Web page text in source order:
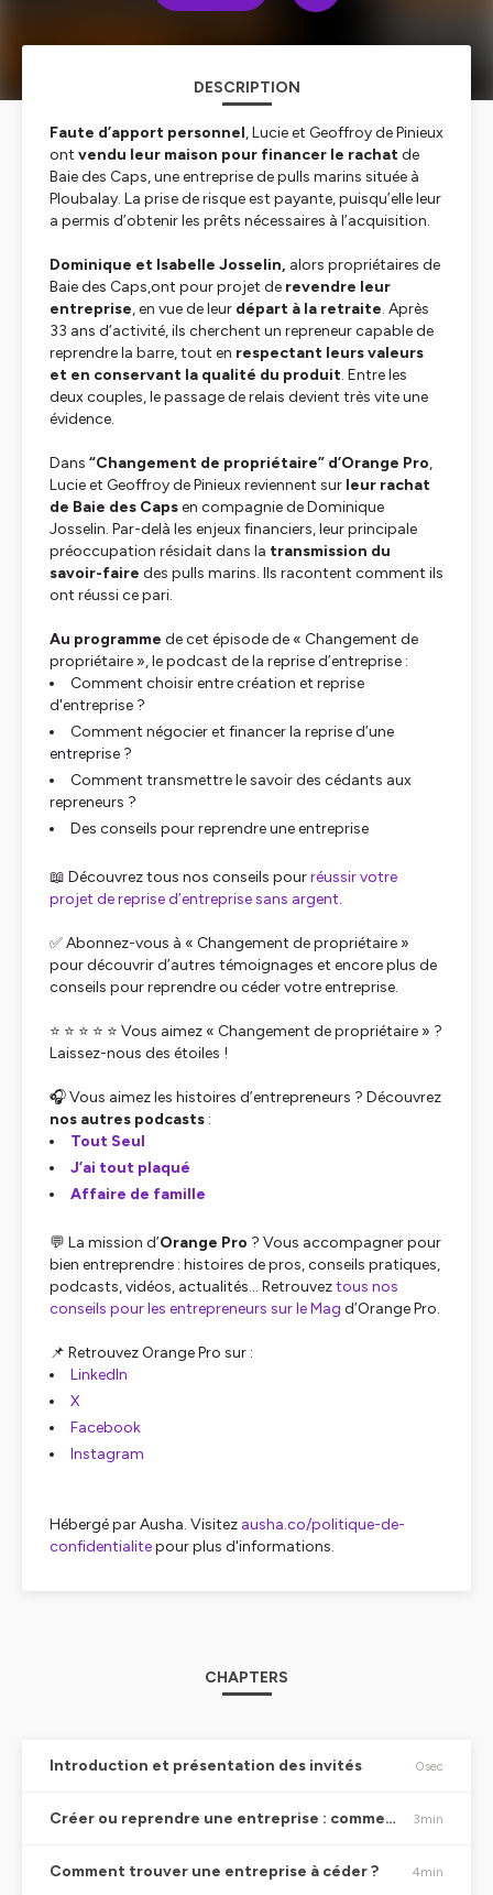
DESCRIPTION
Faute d’apport personnel, Lucie et Geoffroy de Pinieux
ont vendu leur maison pour financer le rachatde
Baie des Caps, une entreprise de pulls marins située à
Ploubalay. La prise de risque est payante, puisqu’elle leur
a permis d’obtenir les prêts nécessaires à l’acquisition.
Dominique et Isabelle Josselin, alors propriétaires de
Baie des Caps,ont pour projet de revendre leur
entreprise, en vue de leur départ à la retraite. Après
33 ans d’activité, ils cherchent un repreneur capable de
reprendre la barre, tout en respectant leurs valeurs
et en conservant la qualité du produit. Entre les
deux couples, le passage de relais devient très vite une
évidence.
Dans “Changement de propriétaire” d’Orange Pro,
Lucie et Geoffroy de Pinieux reviennent sur leur rachat
de Baie des Capsen compagnie de Dominique
Josselin. Par-delà les enjeux financiers, leur principale
préoccupation résidait dans la transmission du
savoir-faire des pulls marins. Ils racontent comment ils
ont réussi ce pari.
Au programme de cet épisode de « Changement de
propriétaire », le podcast de la reprise d’entreprise :
Comment choisir entre création et reprise
d'entreprise ?
Comment négocier et financer la reprise d’une
entreprise ?
Comment transmettre le savoir des cédants aux
repreneurs ?
Des conseils pour reprendre une entreprise
📖 Découvrez tous nos conseils pourréussir votre
projet de reprise d’entreprise sans argent.
✅ Abonnez-vous à « Changement de propriétaire »
pour découvrir d’autres témoignages et encore plus de
conseils pour reprendre ou céder votre entreprise.
⭐ ⭐ ⭐ ⭐ ⭐ Vous aimez « Changement de propriétaire » ?
Laissez-nous des étoiles !
🎧 Vous aimez les histoires d’entrepreneurs ? Découvrez
nos autres podcasts :
Tout Seul
J’ai tout plaqué
Affaire de famille
💬 La mission d’Orange Pro ? Vous accompagner pour
bien entreprendre : histoires de pros, conseils pratiques,
podcasts, vidéos, actualités… Retrouveztous nos
conseils pour les entrepreneurs sur le Mag d’Orange Pro.
📌 Retrouvez Orange Pro sur :
LinkedIn
X
Facebook
Instagram
Hébergé par Ausha. Visitez ausha.co/politique-de-
confidentialitepour plus d'informations.
CHAPTERS
Introduction et présentation des invités 0sec
Créer ou reprendre une entreprise : comment choisir ? 3min
Comment trouver une entreprise à céder ? 4min